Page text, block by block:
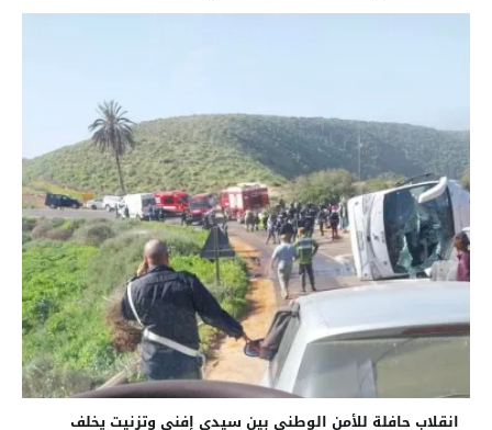
انقلاب حافلة للأمن الوطني بين سيدي إفني وتزنيت يخلف